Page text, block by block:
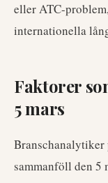
eller ATC-
internationella
Faktorer
5 mars
Branschanalytiker
sammanföll den 5